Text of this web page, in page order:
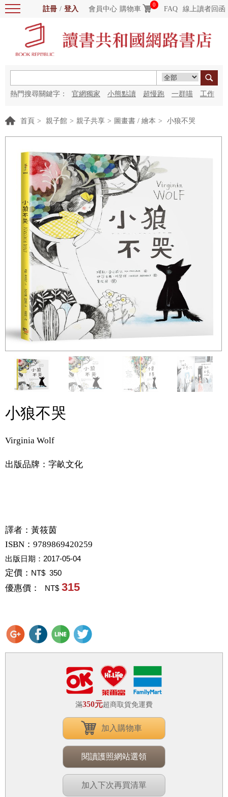
註冊 / 登入 會員中心 購物車
0
FAQ 線上讀者回函
熱門搜尋關鍵字： 官網獨家 小熊點讀 超慢跑 一群喵 工作
首頁 > 親子館 > 親子共享 > 圖畫書 / 繪本 > 小狼不哭
小狼不哭
Virginia Wolf
出版品牌：字畝文化
譯者： 黃筱茵
ISBN：9789869420259
出版日期： 2017-05-04
定價： NT$ 350
優惠價： NT$ 315
滿350元超商取貨免運費
加入購物車
閱讀護照網站選領
加入下次再買清單